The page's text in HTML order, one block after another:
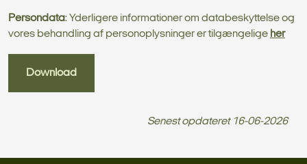
Persondata: Yderligere informationer om databeskyttelse og
vores behandling af personoplysninger er tilgængelige her
Download
Senest opdateret 16-06-2026